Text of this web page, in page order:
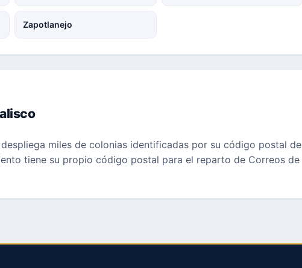
Zapotlanejo
despliega miles de colonias identificadas por su código postal de
tiene su propio código postal para el reparto de Correos de